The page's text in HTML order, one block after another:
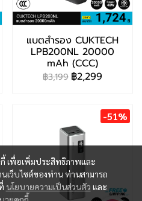
แบตสำรอง CUKTECH
LPB200NL 20000
mAh (CCC)
฿3,199 ฿2,299
-51%
เพื่อเพิ่มประสิทธิภาพและ
เว็บไซต์ของท่าน ท่านสามารถ
นโยบายความเป็นส่วนตัว และ